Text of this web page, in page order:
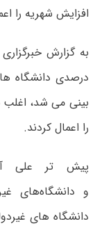
افزایش شهریه را
درصدی دانشگاه
را اعمال کردند.
پیش تر علی
و دانشگاه‌های
دانشگاه های